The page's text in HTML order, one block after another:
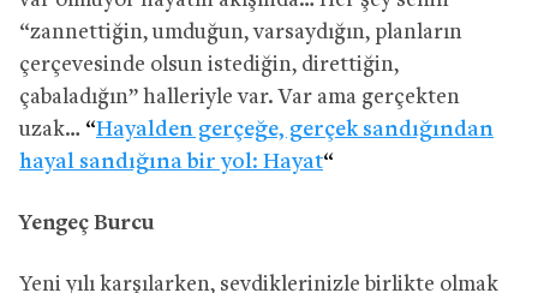
“zannettiğin, umduğun, varsaydığın, planların
çerçevesinde olsun istediğin, direttiğin,
çabaladığın” halleriyle var. Var ama gerçekten
uzak… “Hayalden gerçeğe, gerçek sandığından
hayal sandığına bir yol: Hayat“
Yengeç Burcu
Yeni yılı karşılarken, sevdiklerinizle birlikte olmak